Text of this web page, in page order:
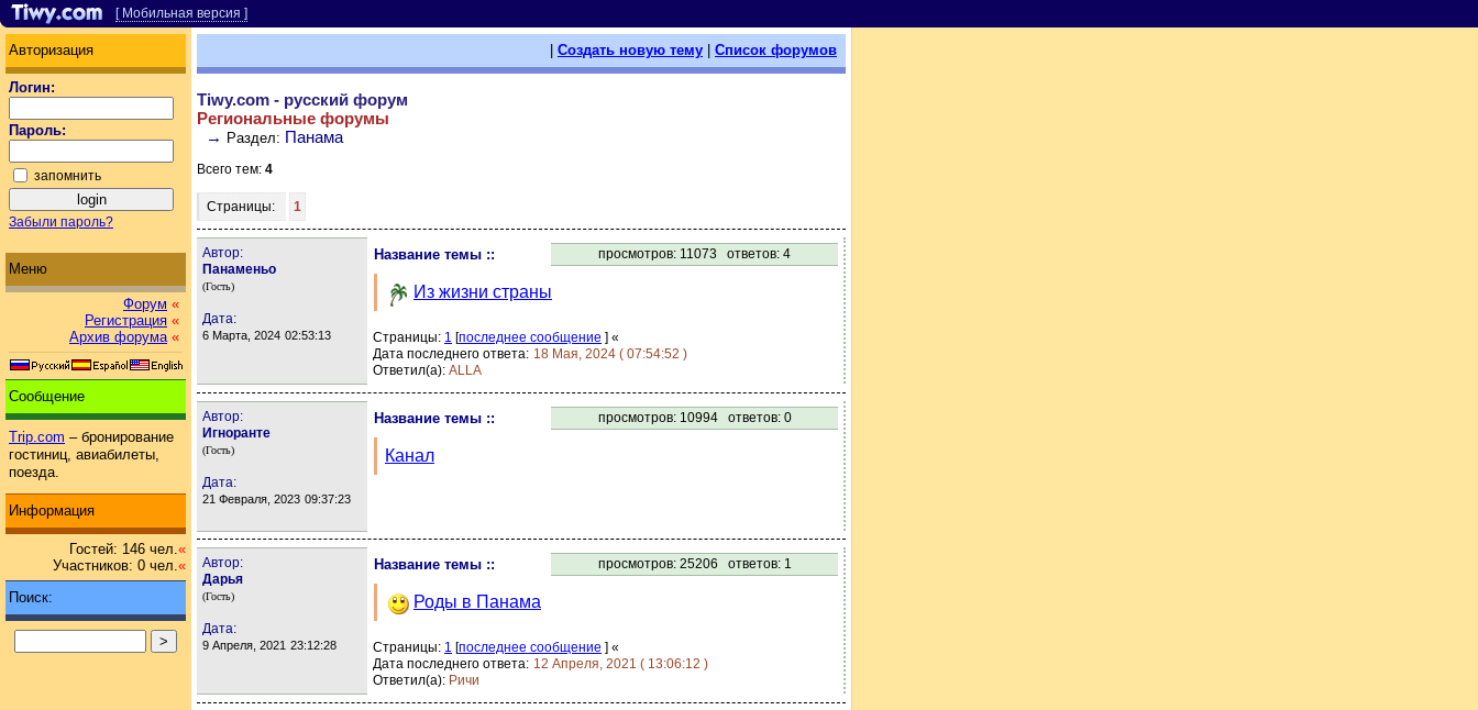
[ Мобильная версия ]
Авторизация
Логин:
Пароль:
запомнить
Забыли пароль?
Меню
Форум «
Регистрация «
Архив форума «
Сообщение
Trip.com – бронирование
гостиниц, авиабилеты,
поезда.
Информация
Гостей: 146 чел.«
Участников: 0 чел.«
Поиск:
Создать новую тему Список форумов
Tiwy.com - русский форум
Региональные форумы
→ Раздел: Панама
Всего тем: 4
Страницы: 1
Автор:
Панаменьо
(Гость)
Дата:
6 Марта, 2024 02:53:13
Название темы :: просмотров: 11073 ответов: 4
Из жизни страны
Страницы: 1 [последнее сообщение ] «
Дата последнего ответа: 18 Мая, 2024 ( 07:54:52 )
Ответил(а): ALLA
Автор:
Игноранте
(Гость)
Дата:
21 Февраля, 2023 09:37:23
Название темы :: просмотров: 10994 ответов: 0
Канал
Автор:
Дарья
(Гость)
Дата:
9 Апреля, 2021 23:12:28
Название темы :: просмотров: 25206 ответов: 1
Роды в Панама
Страницы: 1 [последнее сообщение ] «
Дата последнего ответа: 12 Апреля, 2021 ( 13:06:12 )
Ответил(а): Ричи